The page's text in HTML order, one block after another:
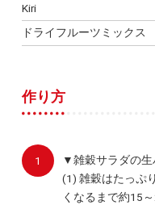
Kiri
ドライフルーツミックス
作り方
▼雑穀サラダの生
(1) 雑穀はたっぷ
くなるまで約15